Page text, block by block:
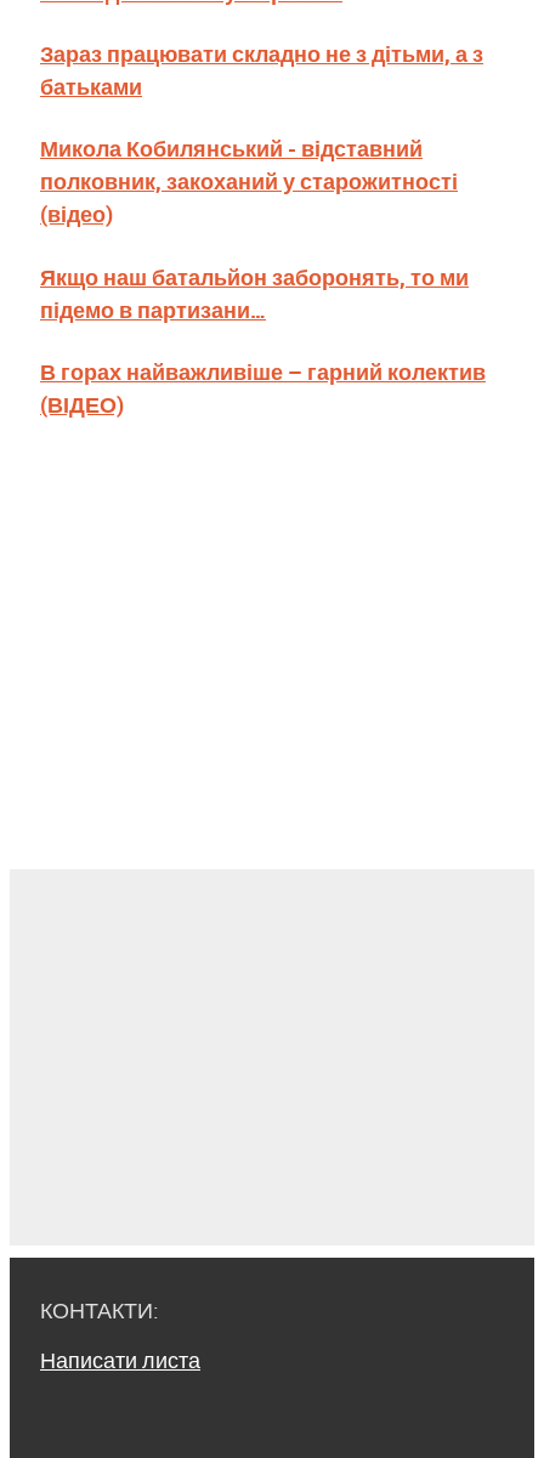
Зараз працювати складно не з дітьми, а з
батьками
Микола Кобилянський - відставний
полковник, закоханий у старожитності
(відео)
Якщо наш батальйон заборонять, то ми
підемо в партизани…
В горах найважливіше – гарний колектив
(ВІДЕО)
КОНТАКТИ:
Написати листа